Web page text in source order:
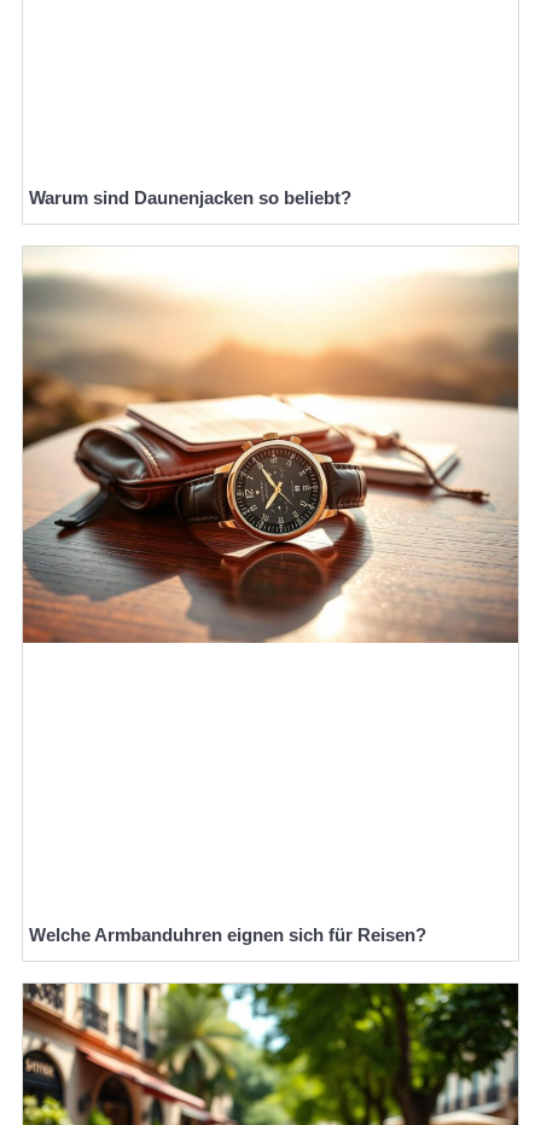
Warum sind Daunenjacken so beliebt?
Welche Armbanduhren eignen sich für Reisen?